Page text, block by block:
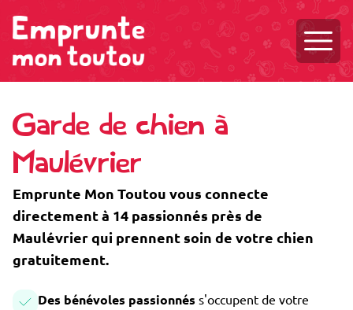
Garde de chien à
Maulévrier
Emprunte Mon Toutou vous connecte
directement à 14 passionnés près de
Maulévrier qui prennent soin de votre chien
gratuitement.
Des bénévoles passionnés s'occupent de votre